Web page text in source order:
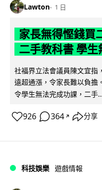
Lawton 1 日
家長無得慳錢買
二手教科書 學生
社福界立法會議員陳文宜指
遠超通漲，令家長難以負擔
令學生無法完成功課，二手
926 364 ↗ 分享
科技娛樂 遊戲情報